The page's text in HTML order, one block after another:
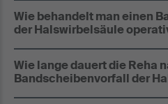
Wie behandelt man einen
der Halswirbelsäule
Wie lange dauert die Reha
Bandscheibenvorfall der